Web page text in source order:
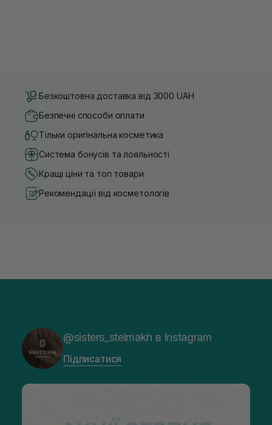
Безкоштовна доставка від 3000 UAH
Безпечні способи оплати
Тільки оригінальна косметика
Система бонусів та лояльності
Кращі ціни та топ товари
Рекомендації від косметологів
@sisters_stelmakh в Instagram
Підписатися